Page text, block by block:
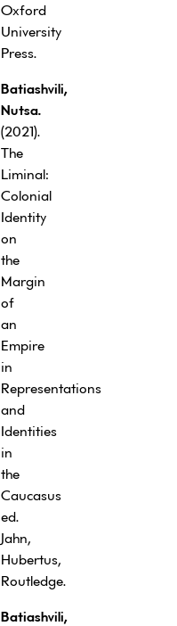
Oxford
University
Press.
Batiashvili,
Nutsa.
(2021).
The
Liminal:
Colonial
Identity
on
the
Margin
of
an
Empire
in
Representations
and
Identities
in
the
Caucasus
ed.
Jahn,
Hubertus,
Routledge.
Batiashvili,